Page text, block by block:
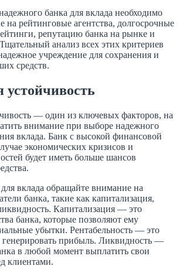
банка для вклада необходимо
на рейтинговые агентства, долгосрочные
репутацию банка на рынке и
анализ всех этих критериев
учреждение для сохранения и
средств.
— один из ключевых факторов, на
внимание при выборе надежного
вклада. Банк с высокой финансовой
экономических кризисов и
будет иметь больше шансов
вклада обращайте внимание на
банка, такие как капитализация,
Капитализация — это
банка, которые позволяют ему
убытки. Рентабельность — это
генерировать прибыль. Ликвидность —
в любой момент выплатить свои
клиентами.